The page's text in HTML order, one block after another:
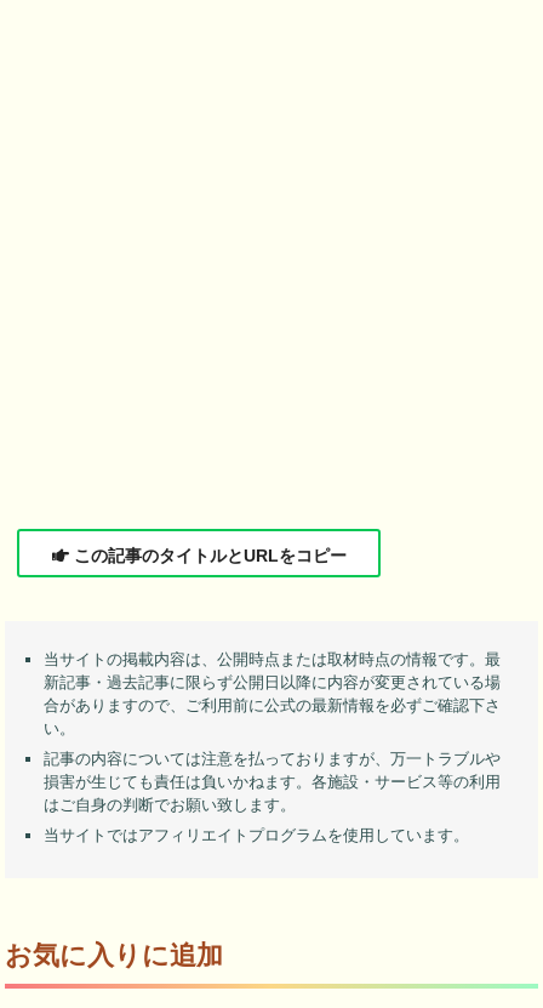
この記事のタイトルとURLをコピー
当サイトの掲載内容は、公開時点または取材時点の情報です。最
新記事・過去記事に限らず公開日以降に内容が変更されている場
合がありますので、ご利用前に公式の最新情報を必ずご確認下さ
い。
記事の内容については注意を払っておりますが、万一トラブルや
損害が生じても責任は負いかねます。各施設・サービス等の利用
はご自身の判断でお願い致します。
当サイトではアフィリエイトプログラムを使用しています。
お気に入りに追加